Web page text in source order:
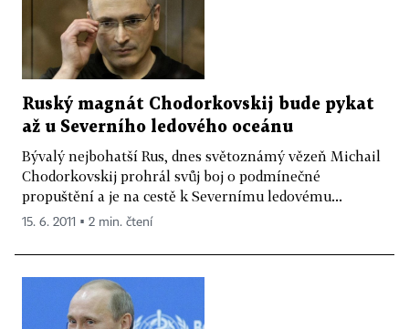
Ruský magnát Chodorkovskij bude pykat
až u Severního ledového oceánu
Bývalý nejbohatší Rus, dnes světoznámý vězeň Michail
Chodorkovskij prohrál svůj boj o podmínečné
propuštění a je na cestě k Severnímu ledovému...
15. 6. 2011 ▪ 2 min. čtení